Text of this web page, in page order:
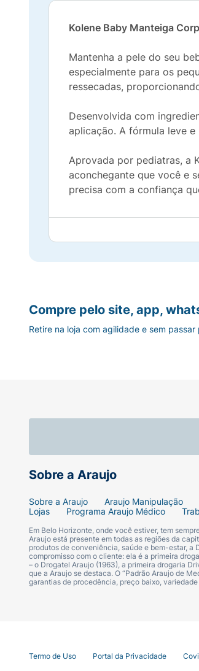
Kolene Baby Manteiga
Mantenha a pele do seu
especialmente para os
ressecadas,
Desenvolvida com
aplicação. A fórmula leve
Aprovada por pediatras, a
aconchegante que você e
precisa com a confiança
Sobre a Araujo
Sobre a Araujo Araujo Manipulação
Lojas
Programa Araujo Médico
Em Belo Horizonte, onde você estiver, tem
Araujo está presente em todas as regiões da
produtos de conveniência, saúde e bem-estar, a
compromisso com o cliente: ela é a primeira
– o Drogatel Araujo (1963), a primeira drogaria
que a Araujo se destaca. O “Padrão Araujo de
garantias de procedência, preço baixo,
Compre pelo site, app,
Retire na loja com agilidade e sem passar
Termo de Uso Portal da Privacidade